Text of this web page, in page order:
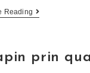
Reading
prin